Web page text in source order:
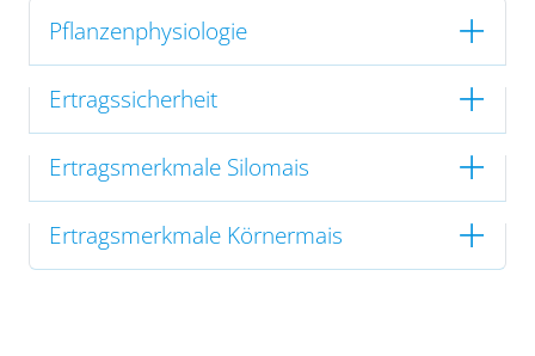
Pflanzenphysiologie
Ertragssicherheit
Ertragsmerkmale Silomais
Ertragsmerkmale Körnermais